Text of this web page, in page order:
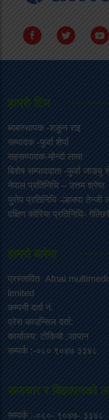
हाम्राे टिम
ब्यबस्थापक -शकुन राइ
सम्पादक -फुर्वा शेर्पा
सहसम्पादक-म्हेन्दो लामा
‍बिशेष सम्पाददाता -फुर्वा जा‌ङबु
नेपाल प्रतिनिधि – उत्तम श्रेष्ठ
युरोप प्रतिनिधि -ल्हाक्पा तेन्जी
दक्षिण कोरिया प्रतिनिधि-
हाम्रो बारेमा
प्रस्तावित Afnai
limited
कम्पनी दर्ता नं.
प्रेस काउन्सिल दर्ता:
कार्यालय: टोकियो ,जापान
सम्पर्क :-०८० ९०४७ ३३४८
समाचार र बिज्ञापनको
सम्पर्क :-०८०- ९०४७- ३३४८